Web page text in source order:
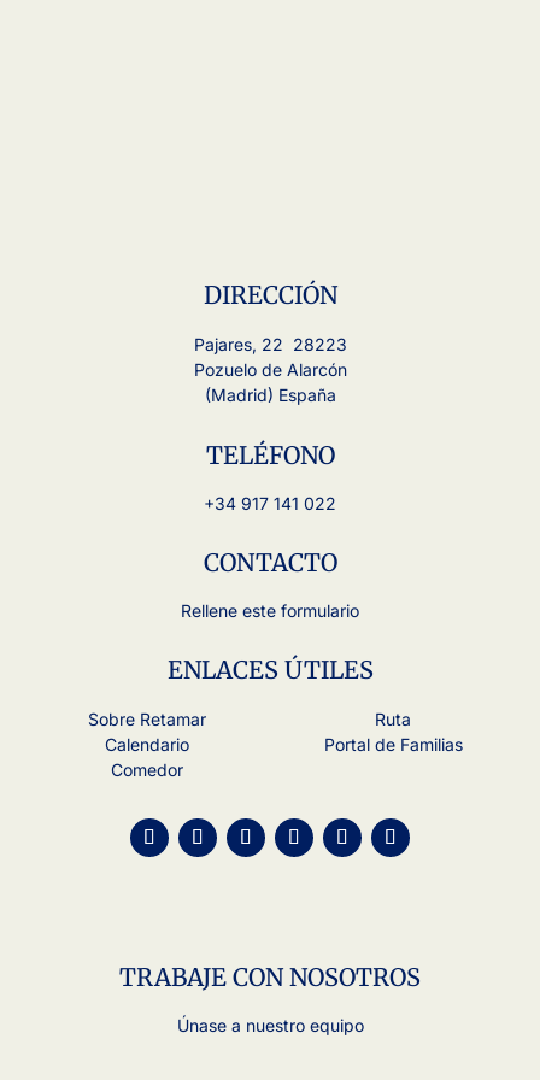
DIRECCIÓN
Pajares, 22 28223
Pozuelo de Alarcón
(Madrid) España
TELÉFONO
+34 917 141 022
CONTACTO
Rellene este formulario
ENLACES ÚTILES
Sobre Retamar
Calendario
Comedor
Ruta
Portal de Familias
TRABAJE CON NOSOTROS
Únase a nuestro equipo